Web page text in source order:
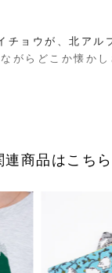
チョウが、北アル
がらどこか懐か
にもおすすめのア
】
長野県とタッグを
ウを絶滅から守る
部は長野県の主催
連商品はこちら